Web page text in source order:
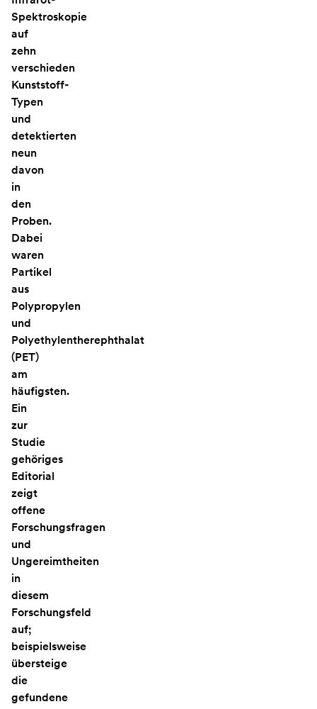
Spektroskopie
auf
zehn
verschieden
Kunststoff-
Typen
und
detektierten
neun
davon
in
den
Proben.
Dabei
waren
Partikel
aus
Polypropylen
und
Polyethylentherephthalat
(PET)
am
häufigsten.
Ein
zur
Studie
gehöriges
Editorial
zeigt
offene
Forschungsfragen
und
Ungereimtheiten
in
diesem
Forschungsfeld
auf;
beispielsweise
übersteige
die
gefundene